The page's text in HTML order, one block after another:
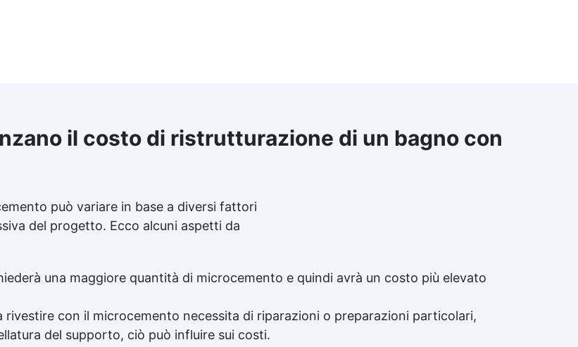
il costo di ristrutturazione di un bagno con
può variare in base a diversi fattori
del progetto. Ecco alcuni aspetti da
una maggiore quantità di microcemento e quindi avrà un costo più elevato
rivestire con il microcemento necessita di riparazioni o preparazioni particolari,
del supporto, ciò può influire sui costi.